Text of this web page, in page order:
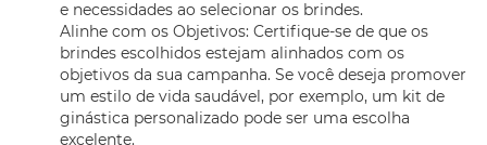
e necessidades ao selecionar os brindes.
Alinhe com os Objetivos: Certifique-se de que os
brindes escolhidos estejam alinhados com os
objetivos da sua campanha. Se você deseja promover
um estilo de vida saudável, por exemplo, um kit de
ginástica personalizado pode ser uma escolha
excelente.